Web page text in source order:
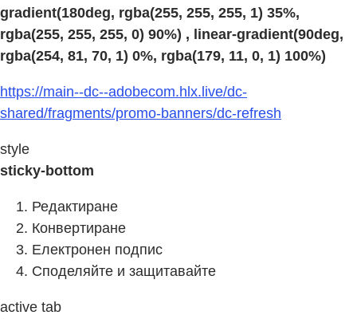
gradient(180deg, rgba(255, 255, 255, 1) 35%,
rgba(255, 255, 255, 0) 90%) , linear-gradient(90deg,
rgba(254, 81, 70, 1) 0%, rgba(179, 11, 0, 1) 100%)
https://main--dc--adobecom.hlx.live/dc-
shared/fragments/promo-banners/dc-refresh
style
sticky-bottom
Редактиране
Конвертиране
Електронен подпис
Споделяйте и защитавайте
active tab